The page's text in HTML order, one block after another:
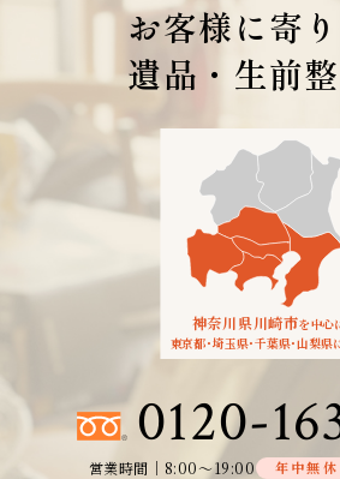
お客様に寄
遺品・生前
神奈川県川崎市を中心
東京都・埼玉県・千葉県・山梨県
0120-
営業時間│8:00～19:00 年中無休